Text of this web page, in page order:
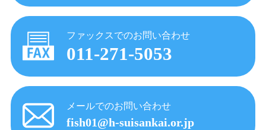
ファックスでのお問い合わせ
011-271-5053
メールでのお問い合わせ
fish01@h-suisankai.or.jp